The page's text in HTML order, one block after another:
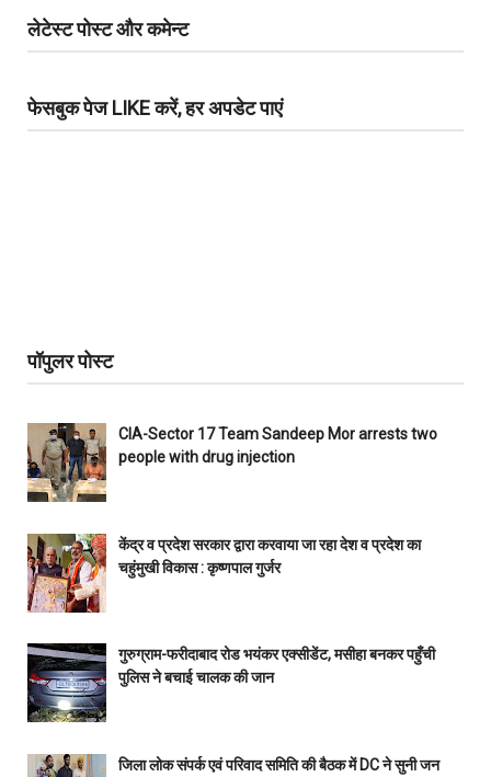
लेटेस्ट पोस्ट और कमेन्ट
फेसबुक पेज LIKE करें, हर अपडेट पाएं
पॉपुलर पोस्ट
CIA-Sector 17 Team Sandeep Mor arrests two
people with drug injection
केंद्र व प्रदेश सरकार द्वारा करवाया जा रहा देश व प्रदेश का
चहुंमुखी विकास : कृष्णपाल गुर्जर
गुरुग्राम-फरीदाबाद रोड भयंकर एक्सीडेंट, मसीहा बनकर पहुँची
पुलिस ने बचाई चालक की जान
जिला लोक संपर्क एवं परिवाद समिति की बैठक में DC ने सुनी जन